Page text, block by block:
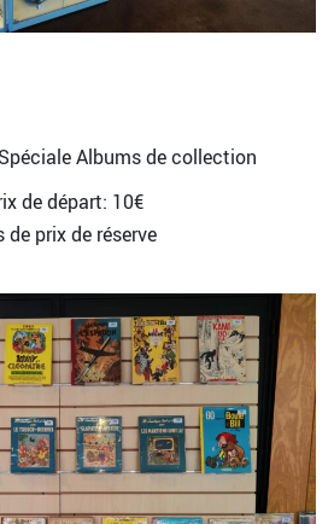
Albums de collection
de départ: 10€
de prix de réserve